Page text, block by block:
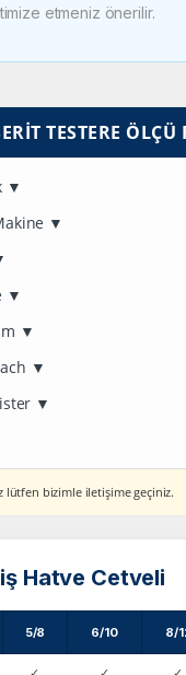
etmeniz önerilir.
TESTERE ÖLÇÜ
▼
▼
▼
▼
▼
▼
lütfen bizimle iletişime geçiniz.
Hatve Cetveli
5/8 6/10 8/